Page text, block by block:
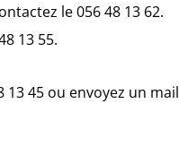
le 056 48 13 62.
13 55.
45 ou envoyez un